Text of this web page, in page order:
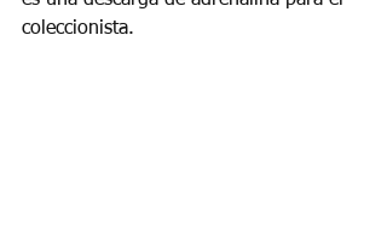
coleccionista.